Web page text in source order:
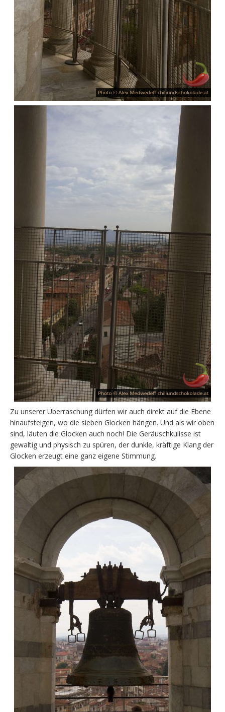
Zu unserer Überraschung dürfen wir auch direkt auf die Ebene
hinaufsteigen, wo die sieben Glocken hängen. Und als wir oben
sind, läuten die Glocken auch noch! Die Geräuschkulisse ist
gewaltig und physisch zu spüren, der dunkle, kräftige Klang der
Glocken erzeugt eine ganz eigene Stimmung.